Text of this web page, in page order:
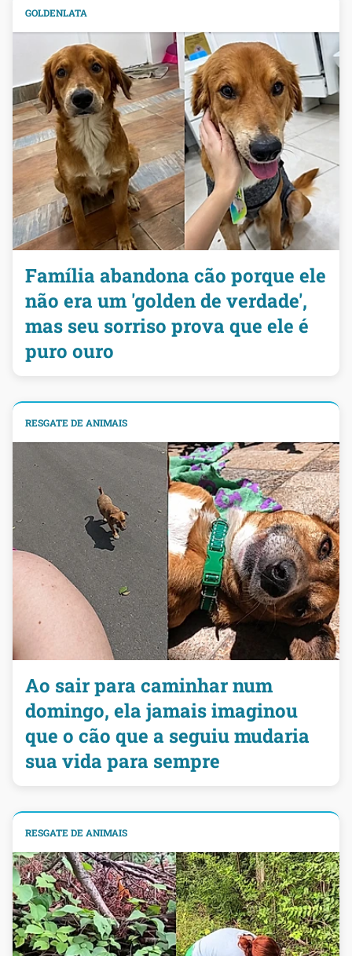
GOLDENLATA
Família abandona cão porque ele
não era um 'golden de verdade',
mas seu sorriso prova que ele é
puro ouro
RESGATE DE ANIMAIS
Ao sair para caminhar num
domingo, ela jamais imaginou
que o cão que a seguiu mudaria
sua vida para sempre
RESGATE DE ANIMAIS